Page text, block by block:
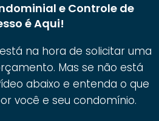
e Controle de
é Aqui!
na hora de solicitar uma
Mas se não está
abaixo e entenda o que
você e seu condomínio.